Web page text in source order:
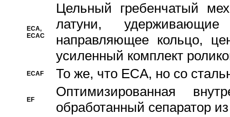
ECA,
ECAC
Цельный гребенчатый
латуни,
направляющее кольцо,
усиленный комплект
ECAF То же, что ECA, но со
EF
Оптимизированная
обработанный сепаратор